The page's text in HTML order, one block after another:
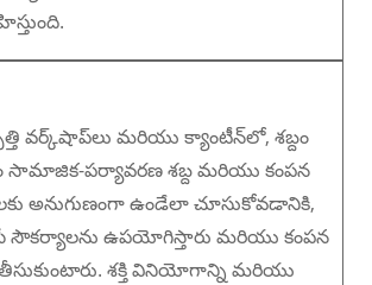
వర్క్‌షాప్‌లు మరియు క్యాంటీన్‌లో, శబ్దం
సామాజిక-పర్యావరణ శబ్ద మరియు కంపన
అనుగుణంగా ఉండేలా చూసుకోవడానికి,
సౌకర్యాలను ఉపయోగిస్తారు మరియు కంపన
తీసుకుంటారు. శక్తి వినియోగాన్ని మరియు